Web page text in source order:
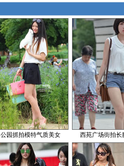
公园抓拍模特气质美女 西苑广场街拍长